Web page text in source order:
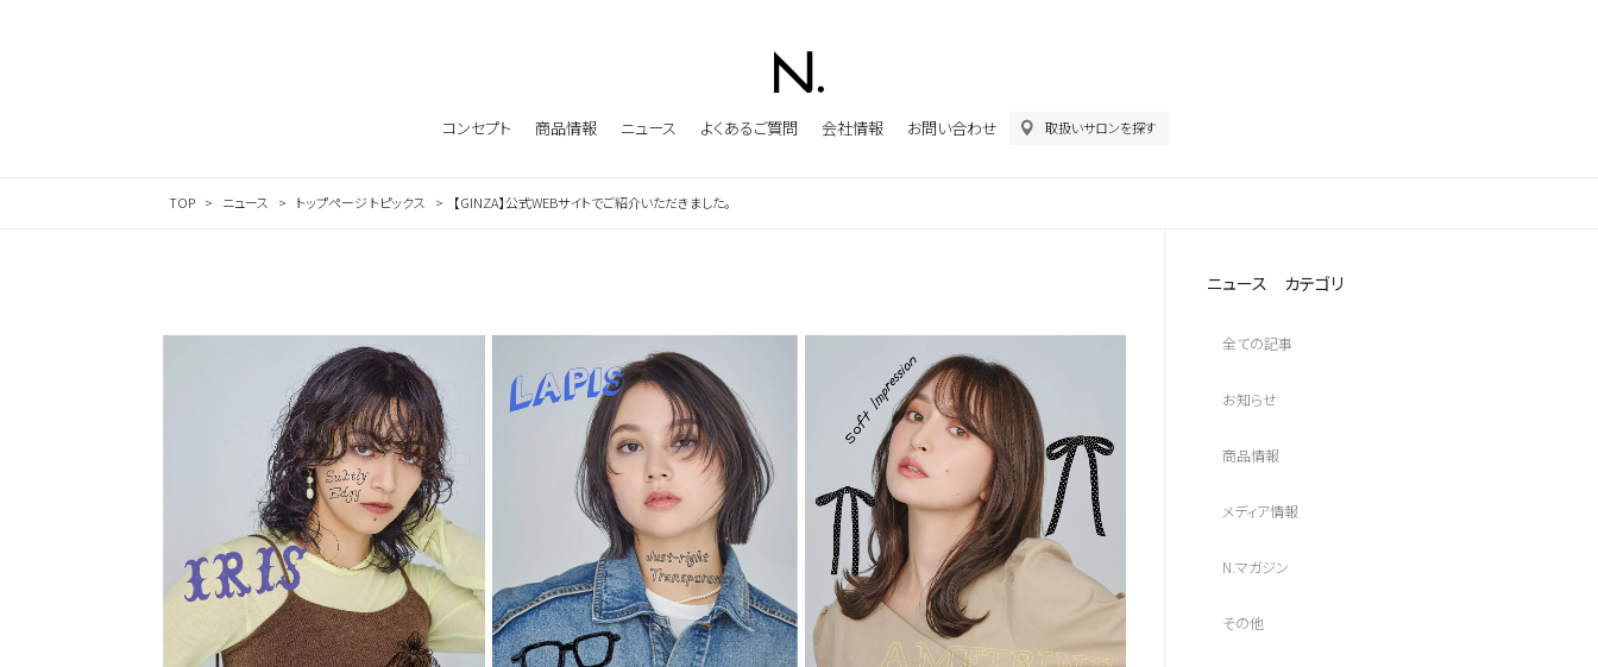
コンセプト 商品情報 ニュース よくあるご質問 会社情報 お問い合わせ 取扱いサロンを探す
TOP ニュース トップページ トピックス 【GINZA】公式WEBサイトでご紹介いただきました。
ニュース カテゴリ
全ての記事
お知らせ
商品情報
メディア情報
N.マガジン
その他